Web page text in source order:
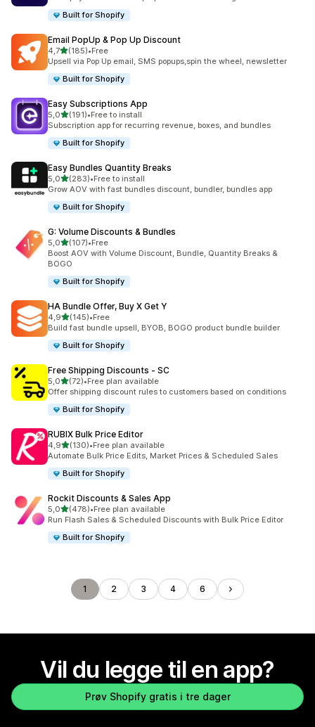
Built for Shopify
Email PopUp & Pop Up Discount
4,7av 5 stjerner
(185)
Totalt 185 omtaler
•Free
Upsell via Pop Up email, SMS popups,spin the wheel, newsletter
Built for Shopify
Easy Subscriptions App
5,0av 5 stjerner
(191)
Totalt 191 omtaler
•Free to install
Subscription app for recurring revenue, boxes, and bundles
Built for Shopify
Easy Bundles Quantity Breaks
5,0av 5 stjerner
(283)
Totalt 283 omtaler
•Free to install
Grow AOV with fast bundles discount, bundler, bundles app
Built for Shopify
G: Volume Discounts & Bundles
5,0av 5 stjerner
(107)
Totalt 107 omtaler
•Free
Boost AOV with Volume Discount, Bundle, Quantity Breaks &
BOGO
Built for Shopify
HA Bundle Offer, Buy X Get Y
4,9av 5 stjerner
(145)
Totalt 145 omtaler
•Free
Build fast bundle upsell, BYOB, BOGO product bundle builder
Built for Shopify
Free Shipping Discounts ‑ SC
5,0av 5 stjerner
(72)
Totalt 72 omtaler
•Free plan available
Offer shipping discount rules to customers based on conditions
Built for Shopify
RUBIX Bulk Price Editor
4,9av 5 stjerner
(130)
Totalt 130 omtaler
•Free plan available
Automate Bulk Price Edits, Market Prices & Scheduled Sales
Built for Shopify
Rockit Discounts & Sales App
5,0av 5 stjerner
(478)
Totalt 478 omtaler
•Free plan available
Run Flash Sales & Scheduled Discounts with Bulk Price Editor
Built for Shopify
1 2 3 4 6
Vil du legge til en app?
Prøv Shopify gratis i tre dager